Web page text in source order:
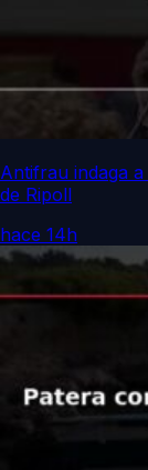
Antifrau indaga
de Ripoll
hace 14h